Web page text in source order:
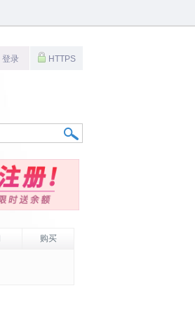
登录 HTTPS
购买